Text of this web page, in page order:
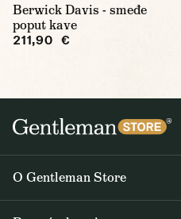
Berwick Davis - smeđe
poput kave
211,90 €
O Gentleman Store